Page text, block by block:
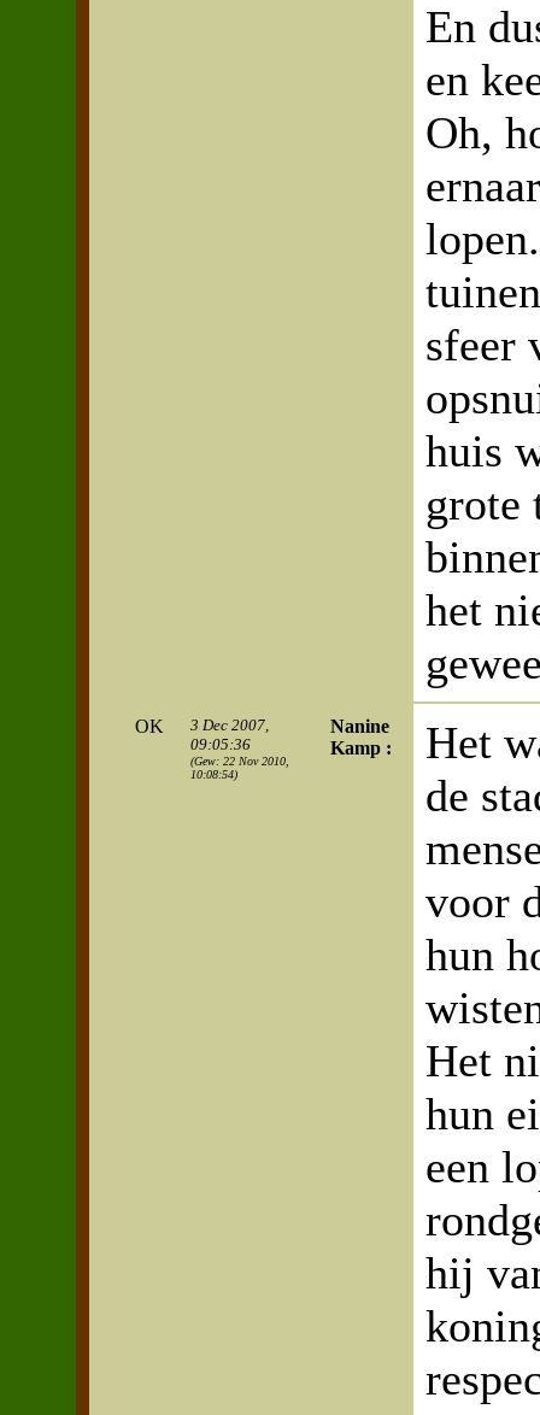
En
en
Oh,
sfeer
huis
grote
het
OK
3 Dec 2007,
09:05:36
(Gew: 22 Nov 2010,
10:08:54)
Nanine
Kamp :
Het
de
voor
hun
Het
hun
een
hij